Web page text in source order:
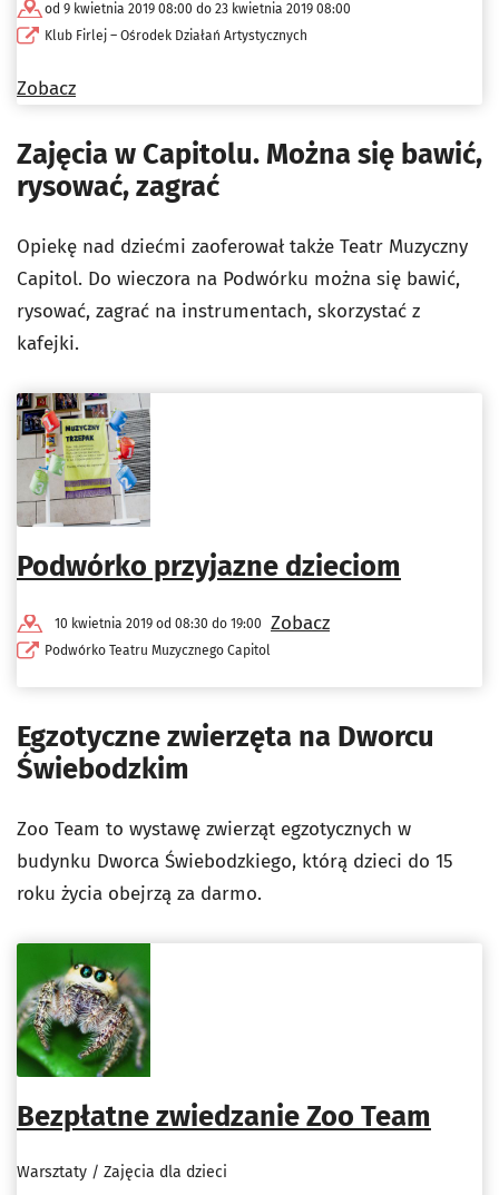
od 9 kwietnia 2019 08:00 do 23 kwietnia 2019 08:00
Klub Firlej – Ośrodek Działań Artystycznych
Zobacz
Zajęcia w Capitolu. Można się bawić,
rysować, zagrać
Opiekę nad dziećmi zaoferował także Teatr Muzyczny
Capitol. Do wieczora na Podwórku można się bawić,
rysować, zagrać na instrumentach, skorzystać z
kafejki.
Podwórko przyjazne dzieciom
10 kwietnia 2019 od 08:30 do 19:00
Podwórko Teatru Muzycznego Capitol
Zobacz
Egzotyczne zwierzęta na Dworcu
Świebodzkim
Zoo Team to wystawę zwierząt egzotycznych w
budynku Dworca Świebodzkiego, którą dzieci do 15
roku życia obejrzą za darmo.
Bezpłatne zwiedzanie Zoo Team
Warsztaty / Zajęcia dla dzieci